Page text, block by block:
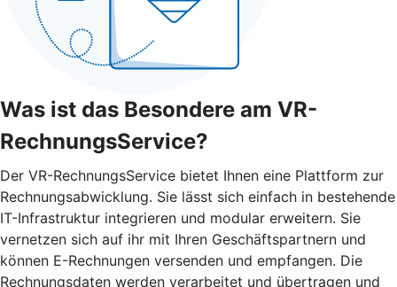
Was ist das Besondere am VR-
RechnungsService?
Der VR-RechnungsService bietet Ihnen eine Plattform zur
Rechnungsabwicklung. Sie lässt sich einfach in bestehende
IT-Infrastruktur integrieren und modular erweitern. Sie
vernetzen sich auf ihr mit Ihren Geschäftspartnern und
können E-Rechnungen versenden und empfangen. Die
Rechnungsdaten werden verarbeitet und übertragen und